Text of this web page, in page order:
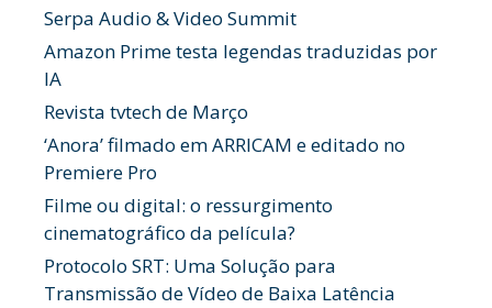
Serpa Audio & Video Summit
Amazon Prime testa legendas traduzidas por
IA
Revista tvtech de Março
‘Anora’ filmado em ARRICAM e editado no
Premiere Pro
Filme ou digital: o ressurgimento
cinematográfico da película?
Protocolo SRT: Uma Solução para
Transmissão de Vídeo de Baixa Latência